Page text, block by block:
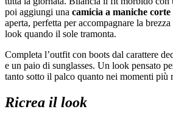
poi aggiungi una camicia a maniche
aperta, perfetta per accompagnare la
look quando il sole tramonta.
Completa l’outfit con boots dal carattere
e un paio di sunglasses. Un look pensato
tanto sotto il palco quanto nei momenti più
Ricrea il look